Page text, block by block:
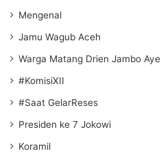
Mengenal
Jamu Wagub Aceh
Warga Matang Drien Jambo Aye
#KomisiXII
#Saat GelarReses
Presiden ke 7 Jokowi
Koramil